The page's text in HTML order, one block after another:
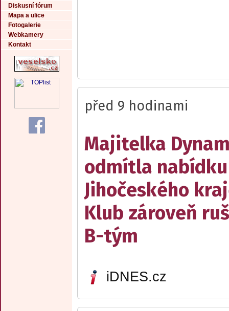
Diskusní fórum
Mapa a ulice
Fotogalerie
Webkamery
Kontakt
před 9 hodinami
Majitelka
odmítla nabídku
Jihočeského
Klub zároveň
B-tým
iDNES.cz